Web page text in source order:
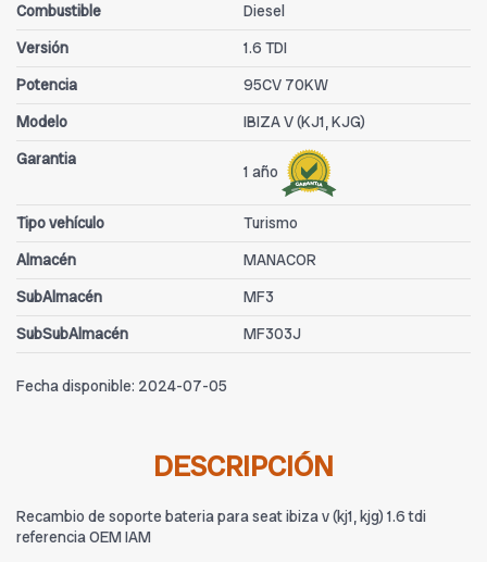
Combustible
Diesel
Versión
1.6 TDI
Potencia
95CV 70KW
Modelo
IBIZA V (KJ1, KJG)
Garantia
1 año
Tipo vehículo
Turismo
Almacén
MANACOR
SubAlmacén
MF3
SubSubAlmacén
MF303J
Fecha disponible: 2024-07-05
DESCRIPCIÓN
Recambio de soporte bateria para seat ibiza v (kj1, kjg) 1.6 tdi
referencia OEM IAM